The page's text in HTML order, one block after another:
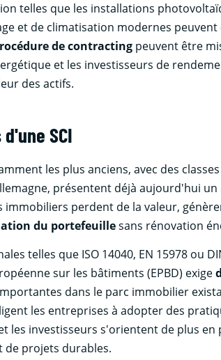
telles que les installations
et de climatisation modernes
de contracting peuvent être
et les investisseurs de
des actifs.
SCI
les plus anciens, avec des
présentent déjà aujourd'hui
immobiliers perdent de la valeur,
du portefeuillesans rénovation
telles que ISO 14040, EN 15978 ou
sur les bâtiments (EPBD) exige
dans le parc immobilier
les entreprises à adopter des
les investisseurs s'orientent de plus
de projets durables.